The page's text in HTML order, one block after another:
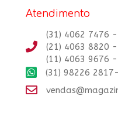
Atendimento
(31) 4062 7476
(21) 4063 8820
(11) 4063 9676
(31) 98226